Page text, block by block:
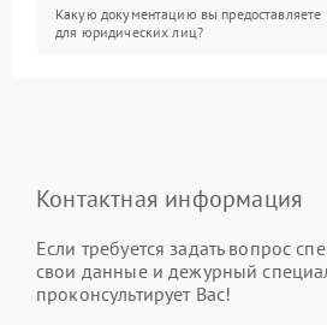
Какую документацию вы предоставляете
для юридических лиц?
Контактная информация
Если требуется задать вопрос
свои данные и дежурный
проконсультирует Вас!